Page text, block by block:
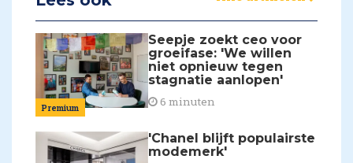
Premium
Seepje zoekt ceo voor
groeifase: 'We willen
niet opnieuw tegen
stagnatie aanlopen'
6 minuten
'Chanel blijft populairste
modemerk'